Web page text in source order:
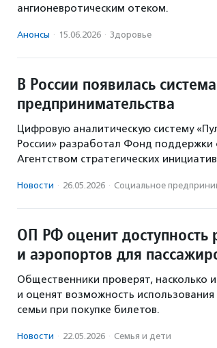
ангионевротическим отеком.
Анонсы · 15.06.2026 · Здоровье
В России появилась
предпринимательства
Цифровую аналитическую систему
России» разработал Фонд
Агентством стратегических
Новости · 26.05.2026 · Социальное
ОП РФ оценит доступность
и аэропортов для
Общественники проверят, насколько
и оценят возможность
семьи при покупке билетов.
Новости · 22.05.2026 · Семья и дети